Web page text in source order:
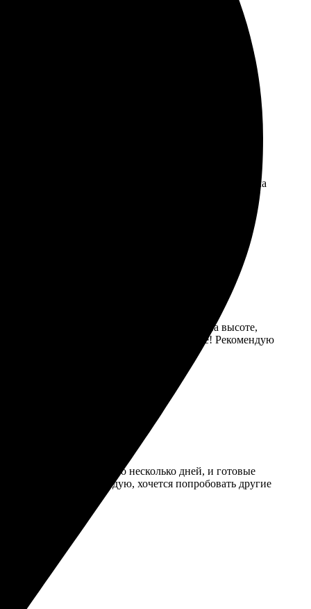
интерфейс на сайте, сразу нашла нужное. Качество
Буду рекомендуовать друзьям.
нужные фотографии, загрузила их. Сразу увидела
Очень приятно держать в руках такой
заказ в срок, без задержек. Качество на высоте,
оперативно. Все на высшем уровне! Рекомендую
на сайт. Ожидала всего несколько дней, и готовые
Очень рекомендую, хочется попробовать другие